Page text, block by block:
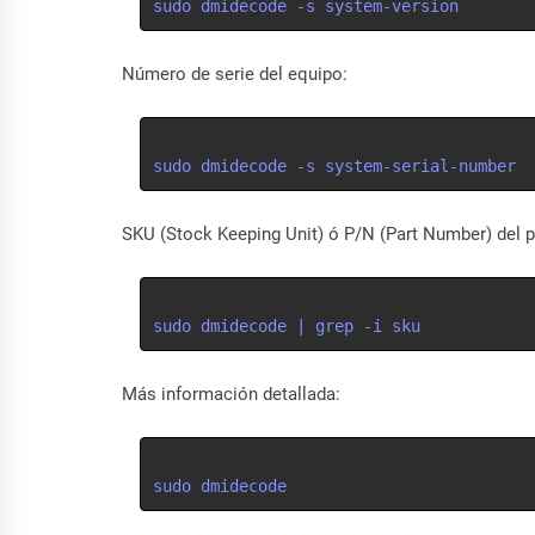
sudo dmidecode -s system-version
Número de serie del equipo:
sudo dmidecode -s system-serial-number
SKU (Stock Keeping Unit) ó P/N (Part Number) del
sudo dmidecode | grep -i sku
Más información detallada:
sudo dmidecode